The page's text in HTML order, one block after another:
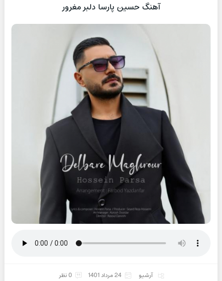
آهنگ حسین پارسا دلبر مغرور
آرشیو 24 مرداد 1401 0 نظر